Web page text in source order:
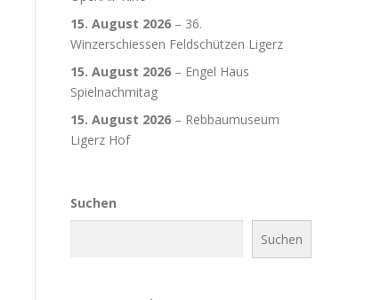
15. August 2026 – 36.
Winzerschiessen Feldschützen Ligerz
15. August 2026 – Engel Haus
Spielnachmitag
15. August 2026 – Rebbaumuseum
Ligerz Hof
Suchen
Suchen